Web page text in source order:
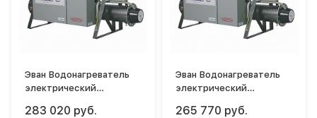
Эван Водонагреватель
электрический
283 020 руб.
Эван Водонагреватель
электрический
265 770 руб.